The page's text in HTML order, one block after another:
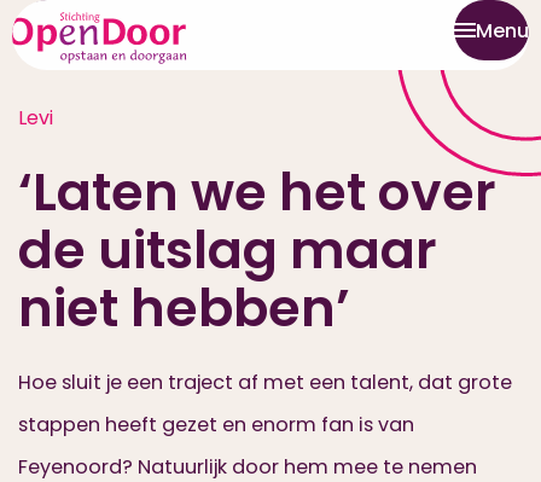
Menu
Levi
‘Laten we het over
de uitslag maar
niet hebben’
Hoe sluit je een traject af met een talent, dat grote
stappen heeft gezet en enorm fan is van
Feyenoord? Natuurlijk door hem mee te nemen